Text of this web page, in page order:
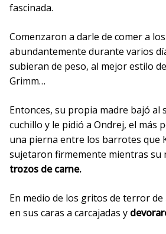
fascinada.
Comenzaron a darle de comer a
abundantemente durante varios
subieran de peso, al mejor estilo
Grimm…
Entonces, su propia madre bajó al
cuchillo y le pidió a Ondrej, el más
una pierna entre los barrotes que
sujetaron firmemente mientras su
trozos de carne.
En medio de los gritos de terror
en sus caras a carcajadas y